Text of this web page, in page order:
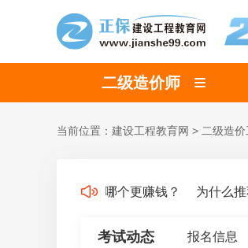
二级造价师
当前位置： 建设工程教育网 > 二级造
考试四个专业，哪个更赚钱？ 为什么推
考试动态 报名信息